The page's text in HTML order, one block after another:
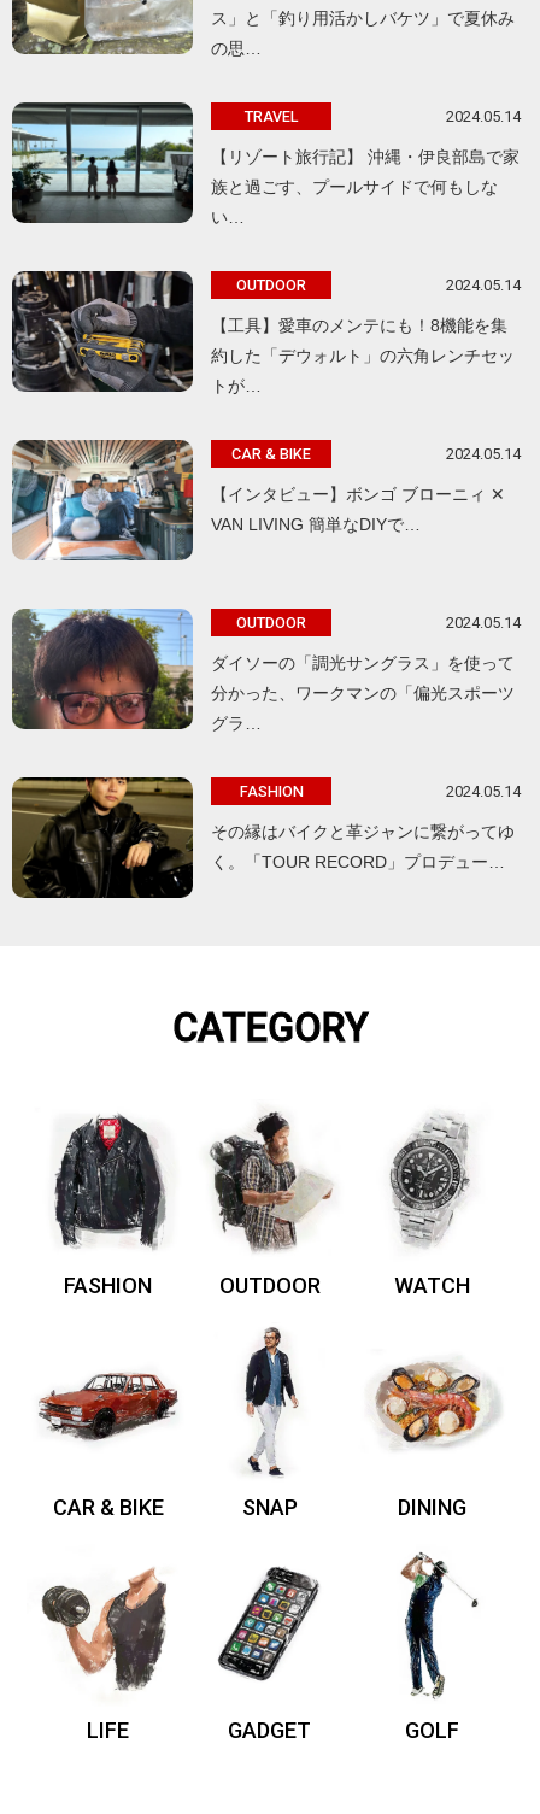
ス」と「釣り用活かしバケツ」で夏休み
の思…
TRAVEL 2024.05.14
【リゾート旅行記】 沖縄・伊良部島で家
族と過ごす、プールサイドで何もしな
い…
OUTDOOR 2024.05.14
【工具】愛車のメンテにも！8機能を集
約した「デウォルト」の六角レンチセッ
トが…
CAR & BIKE 2024.05.14
【インタビュー】ボンゴ ブローニィ ✕
VAN LIVING 簡単なDIYで…
OUTDOOR 2024.05.14
ダイソーの「調光サングラス」を使って
分かった、ワークマンの「偏光スポーツ
グラ…
FASHION 2024.05.14
その縁はバイクと革ジャンに繋がってゆ
く。「TOUR RECORD」プロデュー…
CATEGORY
FASHION OUTDOOR WATCH
CAR & BIKE SNAP DINING
LIFE GADGET GOLF